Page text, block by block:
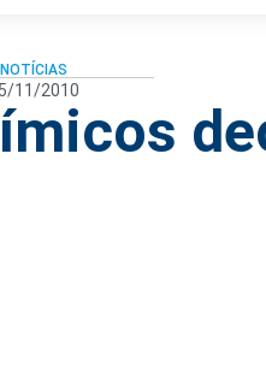
NOTÍCIAS
11/2010